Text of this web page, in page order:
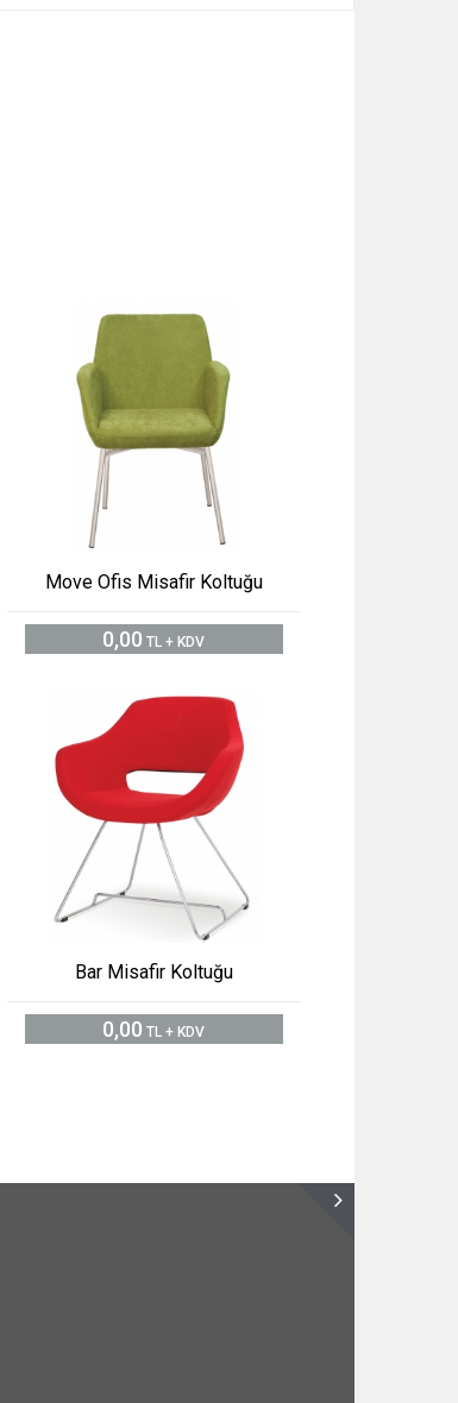
Move Ofis Misafir Koltuğu
0,00 TL + KDV
Bar Misafir Koltuğu
0,00 TL + KDV